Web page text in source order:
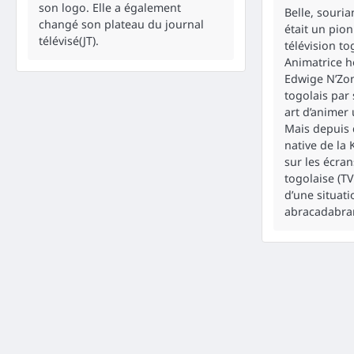
son logo. Elle a également
changé son plateau du journal
télévisé(JT).
Belle,
était un
télévision
Animatrice
Edwige
togolais par
art
Mais depuis
native de la
sur les
togolaise
d’une